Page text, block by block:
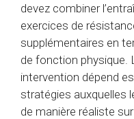
devez combiner
exercices de
supplémentaires en
de fonction physique.
intervention dépend
stratégies auxquelles
de manière réaliste